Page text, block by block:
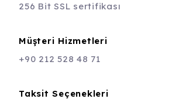
256 Bit SSL sertifikası
Müşteri Hizmetleri
+90 212 528 48 71
Taksit Seçenekleri